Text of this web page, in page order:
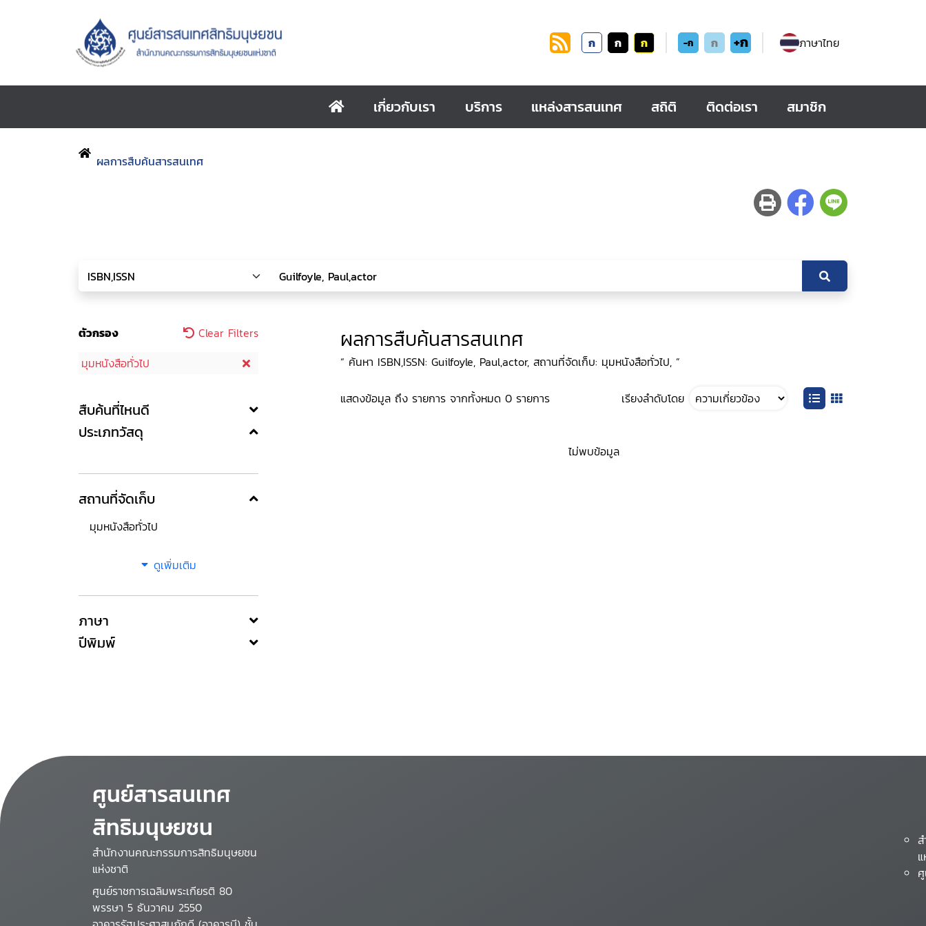
ก ก ก -ก ก +ก ภาษาไทย
เกี่ยวกับเรา บริการ แหล่งสารสนเทศ สถิติ ติดต่อเรา สมาชิก
ผลการสืบค้นสารสนเทศ
ตัวกรอง
Clear Filters
มุมหนังสือทั่วไป
สืบค้นที่ไหนดี
ประเภทวัสดุ
สถานที่จัดเก็บ
มุมหนังสือทั่วไป
ดูเพิ่มเติม
ภาษา
ปีพิมพ์
ผลการสืบค้นสารสนเทศ
“ ค้นหา ISBN,ISSN: Guilfoyle, Paul,actor, สถานที่จัดเก็บ: มุมหนังสือทั่วไป, ”
แสดงข้อมูล ถึง รายการ จากทั้งหมด 0 รายการ เรียงลำดับโดย
ไม่พบข้อมูล
ศูนย์สารสนเทศ
สิทธิมนุษยชน
สำนักงานคณะกรรมการสิทธิมนุษยชน
แห่งชาติ
ศูนย์ราชการเฉลิมพระเกียรติ 80
พรรษา 5 ธันวาคม 2550